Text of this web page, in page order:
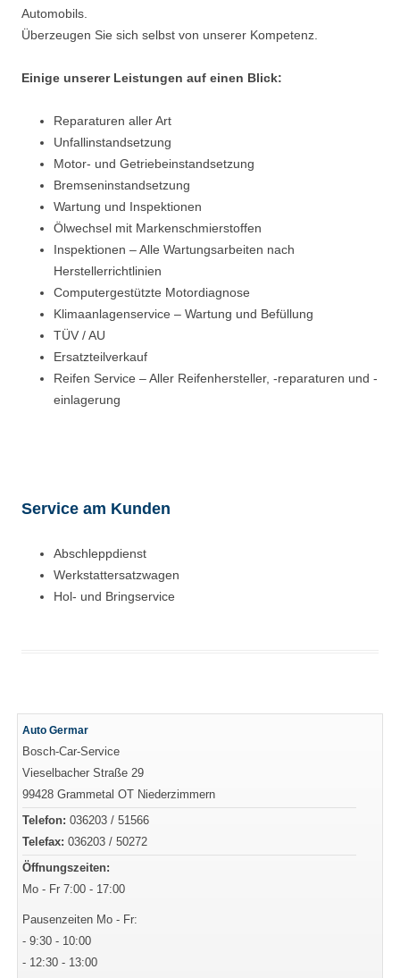
Automobils.
Überzeugen Sie sich selbst von unserer Kompetenz.
Einige unserer Leistungen auf einen Blick:
Reparaturen aller Art
Unfallinstandsetzung
Motor- und Getriebeinstandsetzung
Bremseninstandsetzung
Wartung und Inspektionen
Ölwechsel mit Markenschmierstoffen
Inspektionen – Alle Wartungsarbeiten nach
Herstellerrichtlinien
Computergestützte Motordiagnose
Klimaanlagenservice – Wartung und Befüllung
TÜV / AU
Ersatzteilverkauf
Reifen Service – Aller Reifenhersteller, -reparaturen und -
einlagerung
Service am Kunden
Abschleppdienst
Werkstattersatzwagen
Hol- und Bringservice
Auto Germar
Bosch-Car-Service
Vieselbacher Straße 29
99428 Grammetal OT Niederzimmern
Telefon: 036203 / 51566
Telefax: 036203 / 50272
Öffnungszeiten:
Mo - Fr 7:00 - 17:00
Pausenzeiten Mo - Fr:
- 9:30 - 10:00
- 12:30 - 13:00